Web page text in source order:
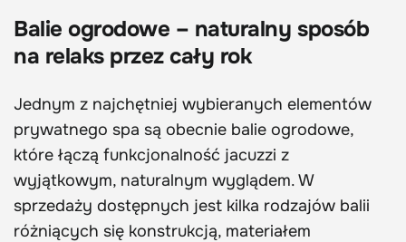
Balie ogrodowe – naturalny sposób
na relaks przez cały rok
Jednym z najchętniej wybieranych elementów
prywatnego spa są obecnie balie ogrodowe,
które łączą funkcjonalność jacuzzi z
wyjątkowym, naturalnym wyglądem. W
sprzedaży dostępnych jest kilka rodzajów balii
różniących się konstrukcją, materiałem